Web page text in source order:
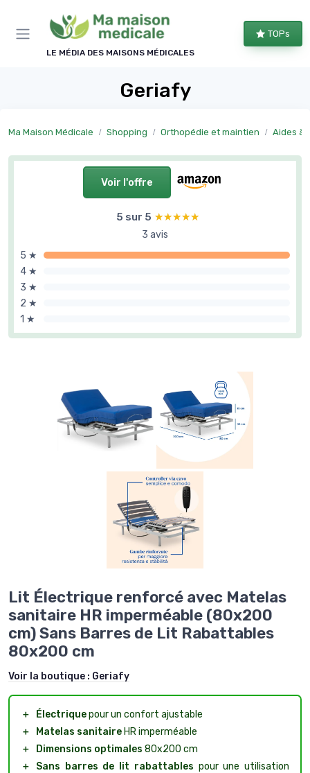
LE MÉDIA DES MAISONS MÉDICALES
TOPs
Geriafy
Ma Maison Médicale Shopping Orthopédie et maintien Aides à
Voir l'offre
5 sur 5 ★★★★★
★★★★★
3 avis
5 ★
4 ★
3 ★
2 ★
1 ★
Lit Électrique renforcé avec Matelas
sanitaire HR imperméable (80x200
cm) Sans Barres de Lit Rabattables
80x200 cm
Voir la boutique : Geriafy
＋ Électriquepour un confort ajustable
＋
Matelas sanitaire HR imperméable
＋
Dimensions optimales 80x200 cm
＋
Sans barres de lit rabattables pour une utilisation